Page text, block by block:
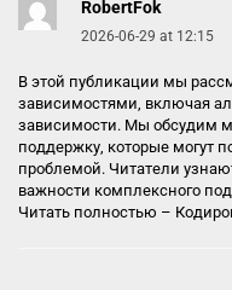
RobertFok
2026-06-29 at 12:15
В этой публикации мы
зависимостями, включая
зависимости. Мы обсудим
поддержку, которые могут
проблемой. Читатели
важности комплексного
Читать полностью –